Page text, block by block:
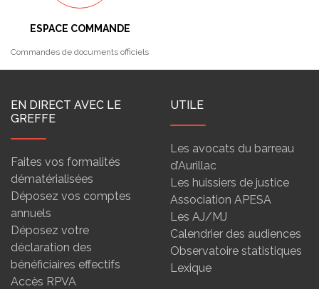
ESPACE COMMANDE
Commandes de documents officiels
EN DIRECT AVEC LE
GREFFE
Faites vos formalités
dématérialisées
Déposez vos comptes
annuels
Déposez votre
déclaration des
bénéficiaires effectifs
Accès RPVA
UTILE
Les avocats du barreau
d’Aurillac
Les huissiers de justice
Association APESA
Les AJ/MJ
Calendrier des audiences
Observatoire statistiques
Lexique